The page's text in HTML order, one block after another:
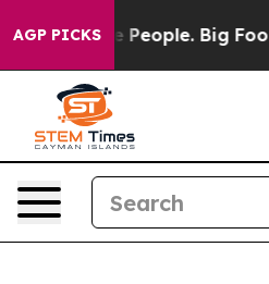
AGP PICKSBig Food’s 239